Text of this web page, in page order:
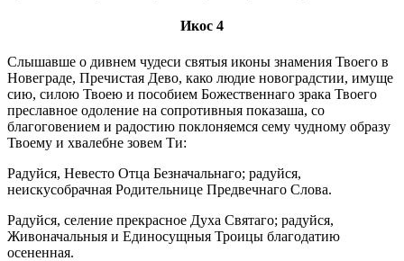
Икос 4
Слышавше о дивнем чудеси святыя иконы знамения Твоего в
Новеграде, Пречистая Дево, како людие новоградстии, имуще
сию, силою Твоею и пособием Божественнаго зрака Твоего
преславное одоление на сопротивныя показаша, со
благоговением и радостию поклоняемся сему чудному образу
Твоему и хвалебне зовем Ти:
Радуйся, Невесто Отца Безначальнаго; радуйся,
неискусобрачная Родительнице Предвечнаго Слова.
Радуйся, селение прекрасное Духа Святаго; радуйся,
Живоначальныя и Единосущныя Троицы благодатию
осененная.